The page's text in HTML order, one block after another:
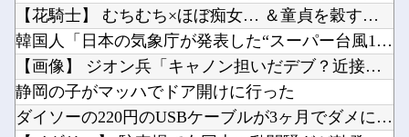
Powered by livedoor 相互RSS
【花騎士】 むちむち×ほぼ痴女… ＆童貞を穀す服っぽい服をき...
韓国人「日本の気象庁が発表した“スーパー台風13号”の予想進...
【画像】 ジオン兵「キャノン担いだデブ？近接は無理だろ（笑）...
静岡の子がマッハでドア開けに行った
ダイソーの220円のUSBケーブルが3ヶ月でダメになったんや...